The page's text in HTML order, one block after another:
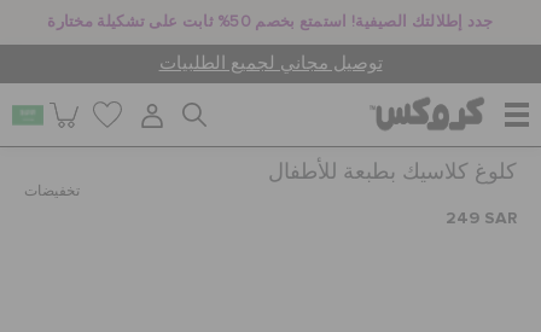
جدد إطلالتك الصيفية! استمتع بخصم 50% ثابت على تشكيلة مختارة
توصيل مجاني لجميع الطلبيات
للنساء
كلوغ كلاسيك بطبعة للأطفال
تخفيضات
249 SAR